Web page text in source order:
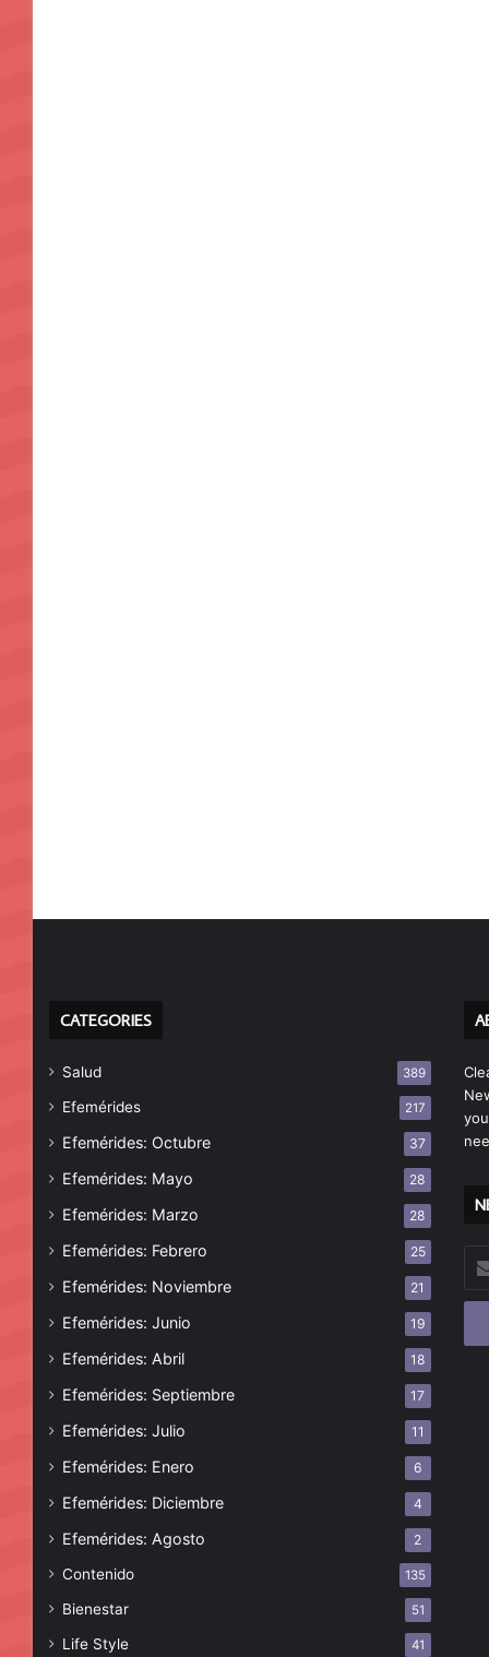
CATEGORIES
Salud 389
Efemérides 217
Efemérides: Octubre 37
Efemérides: Mayo 28
Efemérides: Marzo 28
Efemérides: Febrero 25
Efemérides: Noviembre 21
Efemérides: Junio 19
Efemérides: Abril 18
Efemérides: Septiembre 17
Efemérides: Julio 11
Efemérides: Enero 6
Efemérides: Diciembre 4
Efemérides: Agosto 2
Contenido 135
Bienestar 51
Life Style 41
tu